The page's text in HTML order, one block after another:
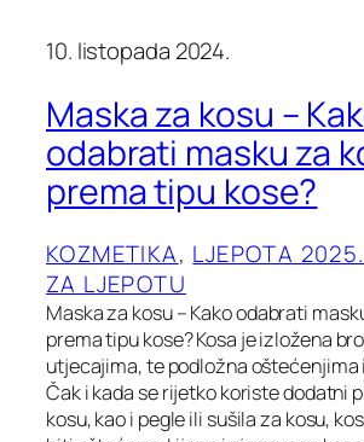
10. listopada 2024.
Maska za kosu –
odabrati masku za
prema tipu kose?
KOZMETIKA, LJEPOTA 2025.
ZA LJEPOTU
Maska za kosu – Kako odabrati
prema tipu kose? Kosa je izložena
utjecajima, te podložna oštećenjima
Čak i kada se rijetko koriste dodatni
kosu, kao i pegle ili sušila za kosu,